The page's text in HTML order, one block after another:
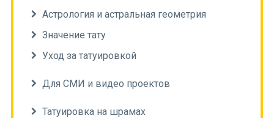
Астрология и астральная геометрия
Значение тату
Уход за татуировкой
Для СМИ и видео проектов
Татуировка на шрамах